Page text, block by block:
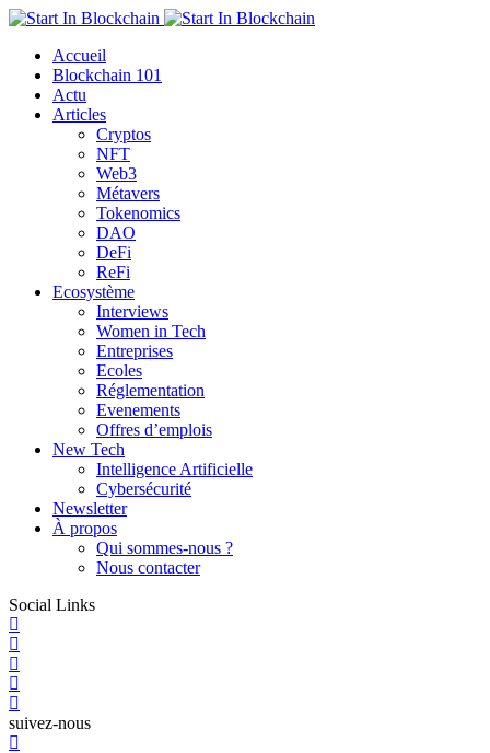
Accueil
Blockchain 101
Actu
Articles
Cryptos
NFT
Web3
Métavers
Tokenomics
DAO
DeFi
ReFi
Ecosystème
Interviews
Women in Tech
Entreprises
Ecoles
Réglementation
Evenements
Offres d’emplois
New Tech
Intelligence Artificielle
Cybersécurité
Newsletter
À propos
Qui sommes-nous ?
Nous contacter
Social Links
suivez-nous